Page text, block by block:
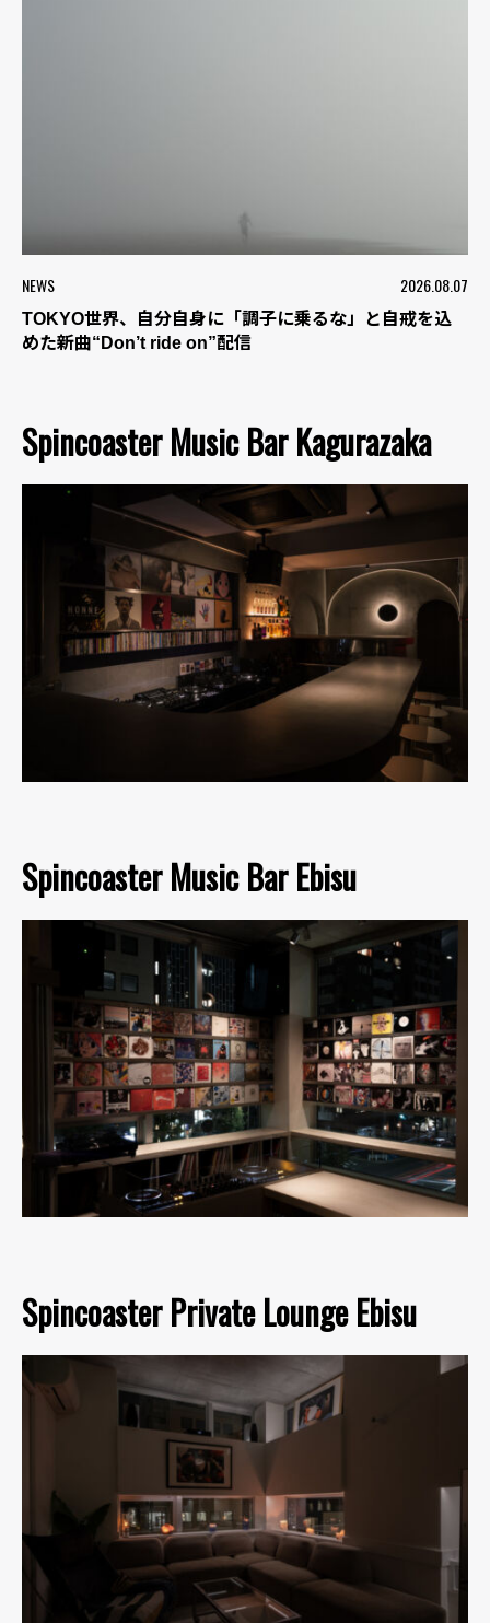
NEWS 2026.08.07
TOKYO世界、自分自身に「調子に乗るな」と自戒を込
めた新曲“Don’t ride on”配信
Spincoaster Music Bar Kagurazaka
Spincoaster Music Bar Ebisu
Spincoaster Private Lounge Ebisu